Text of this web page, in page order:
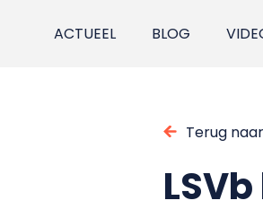
ACTUEEL BLOG
Terug